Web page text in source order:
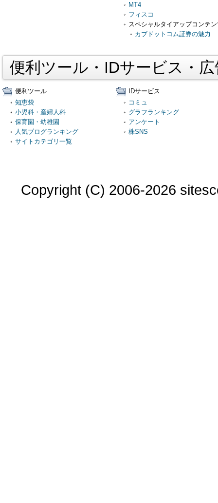
MT4
フィスコ
スペシャルタイアップコンテ
カブドットコム証券の魅力
便利ツール・IDサービス・
便利ツール
知恵袋
小児科・産婦人科
保育園・幼稚園
人気ブログランキング
サイトカテゴリ一覧
IDサービス
コミュ
グラフランキング
アンケート
株SNS
Copyright (C) 2006-2026